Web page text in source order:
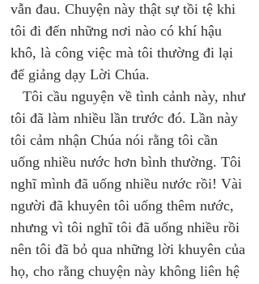
vẫn đau. Chuyện này thật sự tồi tệ khi
tôi đi đến những nơi nào có khí hậu
khô, là công việc mà tôi thường đi lại
để giảng dạy Lời Chúa.
Tôi cầu nguyện về tình cảnh này, như
tôi đã làm nhiều lần trước đó. Lần này
tôi cảm nhận Chúa nói rằng tôi cần
uống nhiều nước hơn bình thường. Tôi
nghĩ mình đã uống nhiều nước rồi! Vài
người đã khuyên tôi uống thêm nước,
nhưng vì tôi nghĩ tôi đã uống nhiều rồi
nên tôi đã bỏ qua những lời khuyên của
họ, cho rằng chuyện này không liên hệ